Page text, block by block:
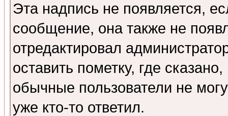
Эта надпись не появляется,
сообщение, она также не
отредактировал
оставить пометку, где
обычные пользователи не
уже кто-то ответил.